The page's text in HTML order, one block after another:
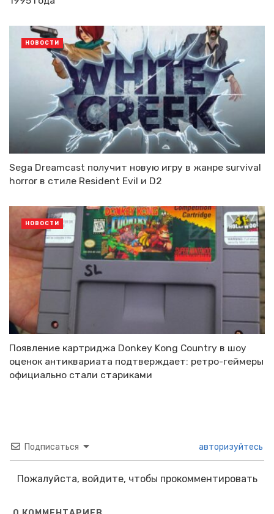
Sega Dreamcast получит новую игру в жанре survival
horror в стиле Resident Evil и D2
НОВОСТИ
Появление картриджа Donkey Kong Country в шоу
оценок антиквариата подтверждает: ретро-геймеры
официально стали стариками
НОВОСТИ
Подписаться авторизуйтесь
Пожалуйста, войдите, чтобы прокомментировать